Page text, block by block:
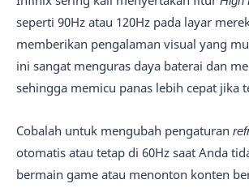
seperti 90Hz atau 120Hz pada layar
memberikan pengalaman visual yang
ini sangat menguras daya baterai dan
sehingga memicu panas lebih cepat jika
Cobalah untuk mengubah pengaturan
otomatis atau tetap di 60Hz saat Anda
bermain game atau menonton konten